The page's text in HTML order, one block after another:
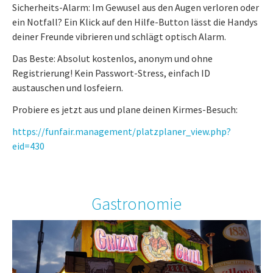
Sicherheits-Alarm: Im Gewusel aus den Augen verloren oder
ein Notfall? Ein Klick auf den Hilfe-Button lässt die Handys
deiner Freunde vibrieren und schlägt optisch Alarm.
Das Beste: Absolut kostenlos, anonym und ohne
Registrierung! Kein Passwort-Stress, einfach ID
austauschen und losfeiern.
Probiere es jetzt aus und plane deinen Kirmes-Besuch:
https://funfair.management/platzplaner_view.php?
eid=430
Gastronomie